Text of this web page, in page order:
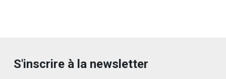
S'inscrire à la newsletter